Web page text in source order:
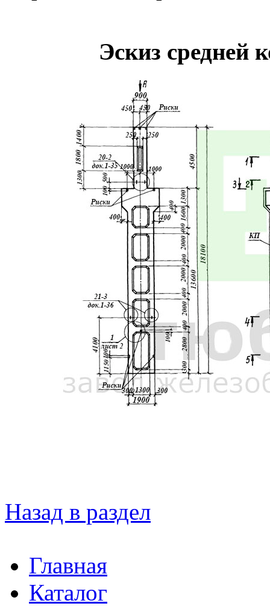
Эскиз средней
Назад в раздел
Главная
Каталог